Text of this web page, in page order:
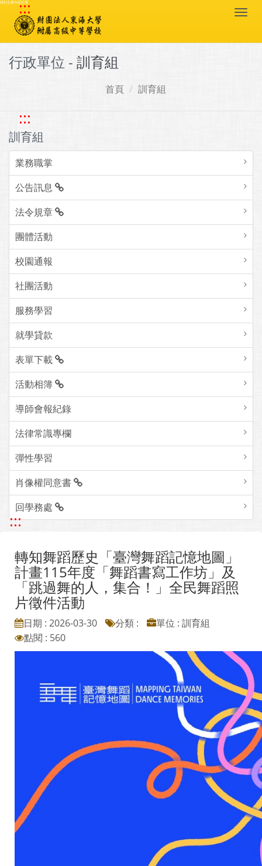
跳到主要內容區塊
:::
行政單位 - 訓育組
首頁 訓育組
:::
訓育組
業務職掌
公告訊息
法令規章
團體活動
校園通報
社團活動
服務學習
就學貸款
表單下載
活動相簿
導師會報紀錄
法律常識專欄
彈性學習
肖像權同意書
回學務處
:::
轉知舞蹈歷史「臺灣舞蹈記憶地圖」
計畫115年度「舞蹈書寫工作坊」及
「跳過舞的人，集合！」全民舞蹈照
片徵件活動
日期 : 2026-03-30 分類 :
單位 : 訓育組
點閱 : 560